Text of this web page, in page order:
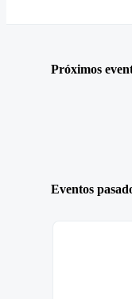
Próximos
Eventos